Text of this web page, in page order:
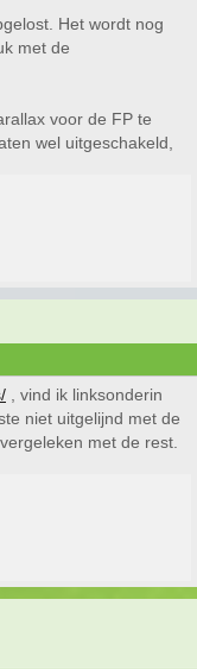
Het wordt nog
met de
voor de FP te
wel uitgeschakeld,
, vind ik linksonderin
niet uitgelijnd met de
met de rest.